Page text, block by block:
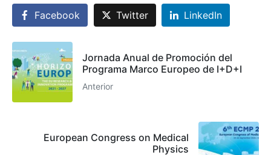
Facebook Twitter LinkedIn
Jornada Anual de Promoción del
Programa Marco Europeo de I+D+I
Anterior
European Congress on Medical
Physics